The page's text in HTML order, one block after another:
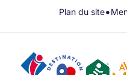
Plan du site•